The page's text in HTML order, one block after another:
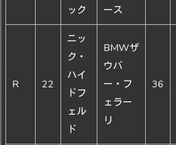
ック
ース
R 22
ニッ
ク・
ハイ
ドフ
ェル
ド
BMWザ
ウバ
ー・フ
ェラー
リ
36